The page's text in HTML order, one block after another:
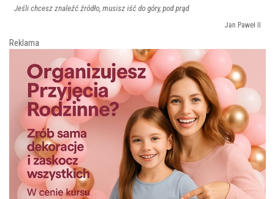
Jeśli chcesz znaleźć źródło, musisz iść do góry, pod prąd
Jan Paweł II
Reklama